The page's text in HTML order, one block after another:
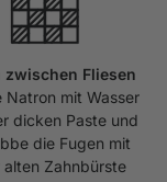
zwischen Fliesen
Natron mit Wasser
dicken Paste und
die Fugen mit
alten Zahnbürste